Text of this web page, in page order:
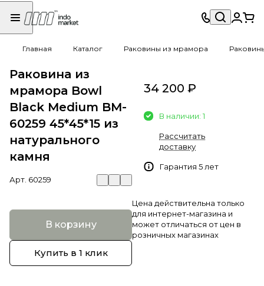
Главная Каталог Раковины из мрамора
Раковина из
мрамора Bowl
Black Medium BM-
60259 45*45*15 из
натурального
камня
Арт. 60259
В корзину
Купить в 1 клик
34 200 ₽
В наличии: 1
Рассчитать
доставку
Гарантия 5 лет
Цена действительна только
для интернет-магазина и
может отличаться от цен в
розничных магазинах